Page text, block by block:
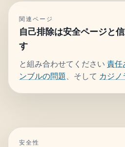
関連ページ
自己排除は安全ページと
す
と組み合わせてください 責任
ンブルの問題、そして カジノ
安全性